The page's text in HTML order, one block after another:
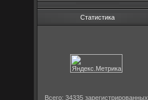
Статистика
Всего: 34335 зарегистрированных